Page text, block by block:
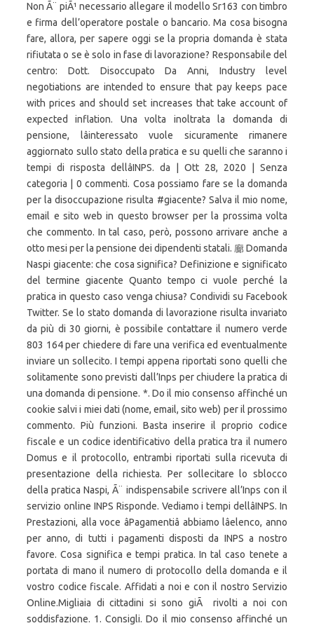
Non Ã¨ piÃ¹ necessario allegare il modello Sr163 con timbro
e firma dell’operatore postale o bancario. Ma cosa bisogna
fare, allora, per sapere oggi se la propria domanda è stata
rifiutata o se è solo in fase di lavorazione? Responsabile del
centro: Dott. Disoccupato Da Anni, Industry level
negotiations are intended to ensure that pay keeps pace
with prices and should set increases that take account of
expected inflation. Una volta inoltrata la domanda di
pensione, lâinteressato vuole sicuramente rimanere
aggiornato sullo stato della pratica e su quelli che saranno i
tempi di risposta dellâINPS. da | Ott 28, 2020 | Senza
categoria | 0 commenti. Cosa possiamo fare se la domanda
per la disoccupazione risulta #giacente? Salva il mio nome,
email e sito web in questo browser per la prossima volta
che commento. In tal caso, però, possono arrivare anche a
otto mesi per la pensione dei dipendenti statali. 廊 Domanda
Naspi giacente: che cosa significa? Definizione e significato
del termine giacente Quanto tempo ci vuole perché la
pratica in questo caso venga chiusa? Condividi su Facebook
Twitter. Se lo stato domanda di lavorazione risulta invariato
da più di 30 giorni, è possibile contattare il numero verde
803 164 per chiedere di fare una verifica ed eventualmente
inviare un sollecito. I tempi appena riportati sono quelli che
solitamente sono previsti dall’Inps per chiudere la pratica di
una domanda di pensione. *. Do il mio consenso affinché un
cookie salvi i miei dati (nome, email, sito web) per il prossimo
commento. Più funzioni. Basta inserire il proprio codice
fiscale e un codice identificativo della pratica tra il numero
Domus e il protocollo, entrambi riportati sulla ricevuta di
presentazione della richiesta. Per sollecitare lo sblocco
della pratica Naspi, Ã¨ indispensabile scrivere all’Inps con il
servizio online INPS Risponde. Vediamo i tempi dellâINPS. In
Prestazioni, alla voce âPagamentiâ abbiamo lâelenco, anno
per anno, di tutti i pagamenti disposti da INPS a nostro
favore. Cosa significa e tempi pratica. In tal caso tenete a
portata di mano il numero di protocollo della domanda e il
vostro codice fiscale. Affidati a noi e con il nostro Servizio
Online.Migliaia di cittadini si sono giÃ rivolti a noi con
soddisfazione. 1. Consigli. Do il mio consenso affinché un